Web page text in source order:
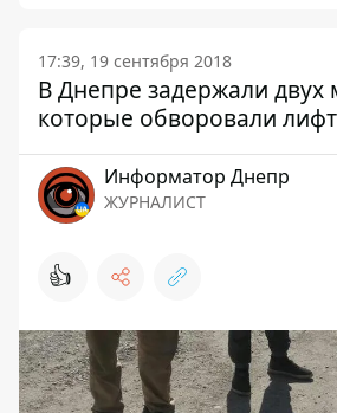
17:39, 19 сентября 2018
В Днепре задержали двух
которые обворовали лифт
Информатор Днепр
ЖУРНАЛИСТ
👍